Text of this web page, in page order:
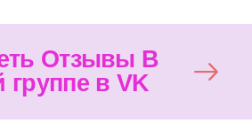
Отзывы В
группе в VK